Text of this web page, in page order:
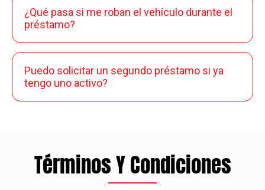
¿Qué pasa si me roban el vehículo durante el
préstamo?
Puedo solicitar un segundo préstamo si ya
tengo uno activo?
Términos Y Condiciones